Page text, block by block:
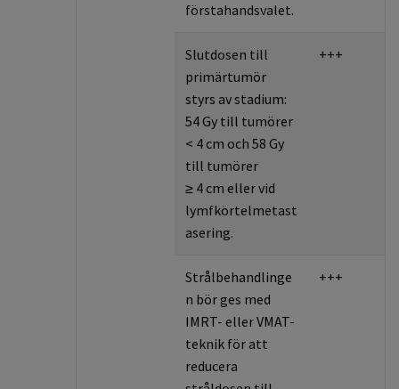
förstahandsvalet.
Slutdosen till
primärtumör
styrs av stadium:
54 Gy till tumörer
< 4 cm och 58 Gy
till tumörer
≥ 4 cm eller vid
lymfkörtelmetast
asering.
+++
Strålbehandlinge
n bör ges med
IMRT- eller VMAT-
teknik för att
reducera
+++